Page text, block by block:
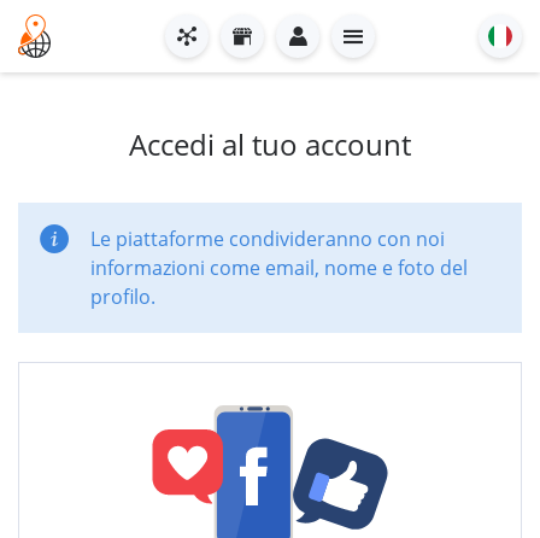
Accedi al tuo account
Le piattaforme condivideranno con noi
informazioni come email, nome e foto del
profilo.